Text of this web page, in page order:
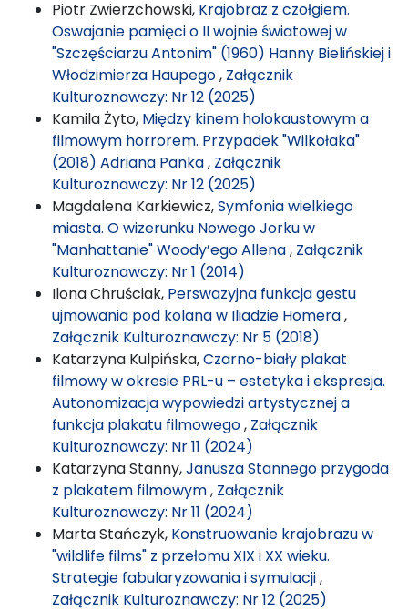
Piotr Zwierzchowski, Krajobraz z czołgiem.
Oswajanie pamięci o II wojnie światowej w
"Szczęściarzu Antonim" (1960) Hanny Bielińskiej i
Włodzimierza Haupego, Załącznik
Kulturoznawczy: Nr 12 (2025)
Kamila Żyto, Między kinem holokaustowym a
filmowym horrorem. Przypadek "Wilkołaka"
(2018) Adriana Panka, Załącznik
Kulturoznawczy: Nr 12 (2025)
Magdalena Karkiewicz,Symfonia wielkiego
miasta. O wizerunku Nowego Jorku w
"Manhattanie" Woody’ego Allena, Załącznik
Kulturoznawczy: Nr 1 (2014)
Ilona Chruściak, Perswazyjna funkcja gestu
ujmowania pod kolana w Iliadzie Homera,
Załącznik Kulturoznawczy: Nr 5 (2018)
Katarzyna Kulpińska,Czarno-biały plakat
filmowy w okresie PRL-u – estetyka i ekspresja.
Autonomizacja wypowiedzi artystycznej a
funkcja plakatu filmowego, Załącznik
Kulturoznawczy: Nr 11 (2024)
Katarzyna Stanny,Janusza Stannego przygoda
z plakatem filmowym, Załącznik
Kulturoznawczy: Nr 11 (2024)
Marta Stańczyk, Konstruowanie krajobrazu w
"wildlife films" z przełomu XIX i XX wieku.
Strategie fabularyzowania i symulacji,
Załącznik Kulturoznawczy: Nr 12 (2025)